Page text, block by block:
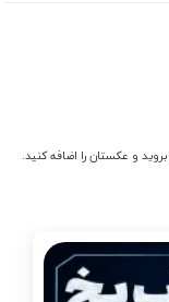
بروید و عکستان را اضافه کنید.